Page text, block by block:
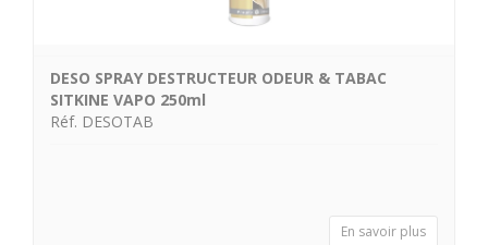
DESO SPRAY DESTRUCTEUR ODEUR & TABAC
SITKINE VAPO 250ml
Réf. DESOTAB
En savoir plus